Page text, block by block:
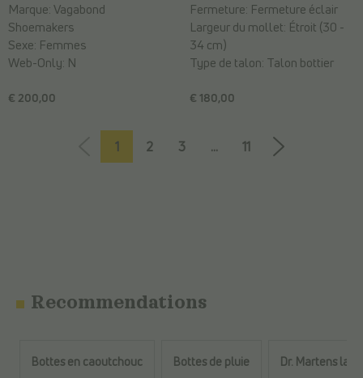
€ 200,00
Marque:Vagabond
Shoemakers
Sexe: Femmes
Web-Only: N
€ 180,00
Fermeture: Fermeture éclair
Largeur du mollet: Étroit (30 -
34 cm)
Type de talon: Talon bottier
1 2 3 ... 11
Recommendations
Bottes en caoutchouc Bottes de pluie Dr. Martens